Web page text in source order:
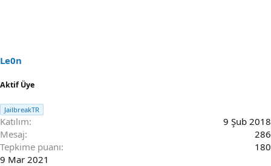
Le0n
Aktif Üye
JailbreakTR
Katılım
9 Şub 2018
Mesaj
286
Tepkime puanı
180
9 Mar 2021